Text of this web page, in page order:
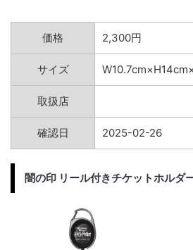
価格 2,300円
サイズ
取扱店
確認日 2025-02-26
闇の印 リール付きチケットホルダ